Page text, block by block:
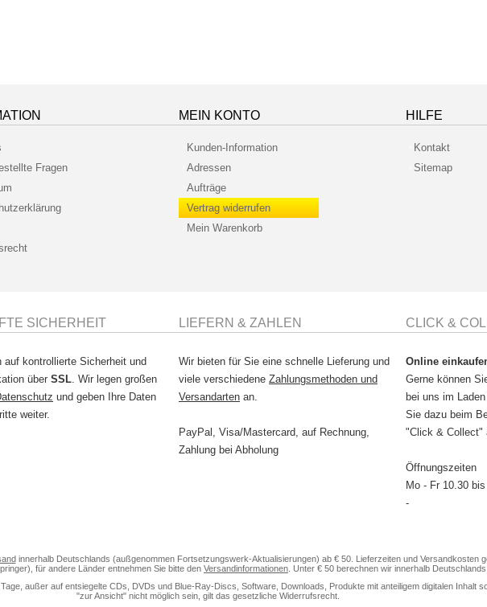
Fragen
MEIN KONTO
Kunden-Information
Adressen
Aufträge
Vertrag widerrufen
Mein Warenkorb
HILFE
Kontakt
Sitemap
SICHERHEIT
auf kontrollierte Sicherheit und
über SSL . Wir legen großen
und geben Ihre Daten
weiter.
LIEFERN & ZAHLEN
Wir bieten für Sie eine schnelle Lieferung und
viele verschiedene Zahlungsmethoden und
Versandarten an.
PayPal, Visa/Mastercard, auf Rechnung,
Zahlung bei Abholung
CLICK &
Online
Gerne können
bei uns im
Sie dazu beim
"Click & Collect"
Öffnungszeiten
Mo - Fr 10.30
-
innerhalb Deutschlands (außgenommen Fortsetzungswerk-Aktualisierungen) ab € 50. Lieferzeiten und Versandkosten
für andere Länder entnehmen Sie bitte den Versandinformationen . Unter € 50 berechnen wir innerhalb
außer auf entsiegelte CDs, DVDs und Blue-Ray-Discs, Software, Downloads, Produkte mit anteiligem digitalen Inhalt
"zur Ansicht" nicht möglich sein, gilt das gesetzliche Widerrufsrecht.